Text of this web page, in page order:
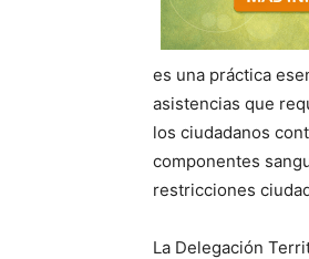
es una práctica
asistencias que
los ciudadanos
componentes
restricciones
La Delegación